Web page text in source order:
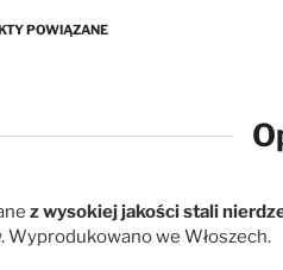
POWIĄZANE
z wysokiej jakości stali
Wyprodukowano we Włoszech.